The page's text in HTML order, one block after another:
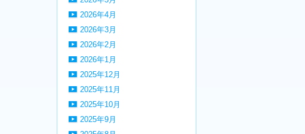
2026年4月
2026年3月
2026年2月
2026年1月
2025年12月
2025年11月
2025年10月
2025年9月